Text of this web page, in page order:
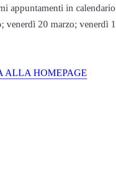
appuntamenti in
venerdì 20 marzo; venerdì
ALLA HOMEPAGE